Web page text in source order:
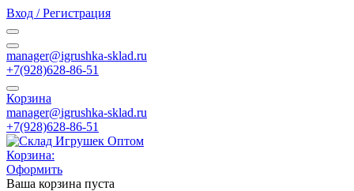
Вход / Регистрация
manager@igrushka-sklad.ru
+7(928)628-86-51
Корзина
manager@igrushka-sklad.ru
+7(928)628-86-51
Корзина:
Оформить
Ваша корзина пуста